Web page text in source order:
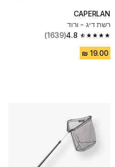
CAPERLAN
רשת דיג - ורוד
4.8
4.8 out of 5 stars from 1639 reviews
(1639)